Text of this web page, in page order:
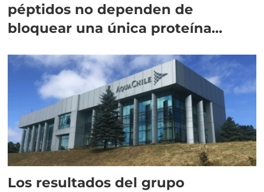
péptidos no dependen de
bloquear una única proteína
Los resultados del grupo